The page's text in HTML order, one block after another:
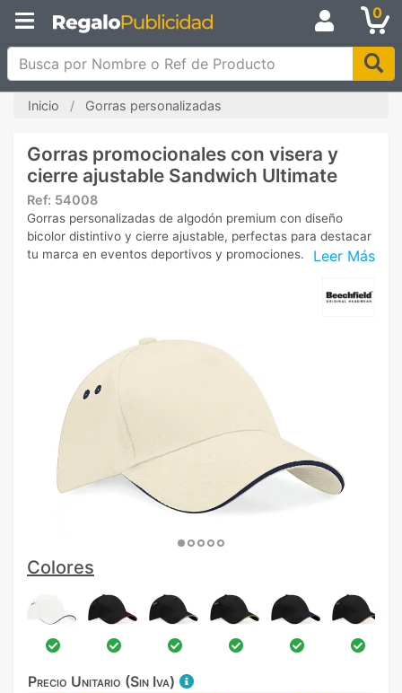
0
Busca por Nombre o Ref de Producto
Inicio Gorras personalizadas
Gorras promocionales con visera y
cierre ajustable Sandwich Ultimate
Ref: 54008
Leer Más
Gorras personalizadas de algodón premium con diseño
bicolor distintivo y cierre ajustable, perfectas para destacar
tu marca en eventos deportivos y promociones.
Colores
Precio Unitario (Sin Iva)